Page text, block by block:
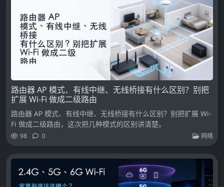
路由器 AP 模式、有线中继、无线桥接有什么区别？别把
扩展 Wi-Fi 做成二级路由
路由器 AP 模式、有线中继、无线桥接有什么区别？别把扩展 Wi-
Fi 做成二级路由，这次把几种模式的区别讲清楚。
98 0 网络